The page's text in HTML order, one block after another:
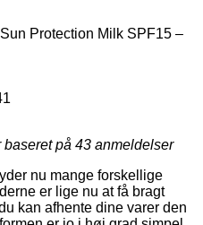
Protection Milk SPF15 –
baseret på 43 anmeldelser
nu mange forskellige
er lige nu at få bragt
kan afhente dine varer den